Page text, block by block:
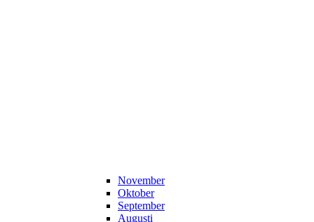
November
Oktober
September
Augusti